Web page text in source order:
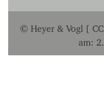
© Heyer & Vogl [
am: